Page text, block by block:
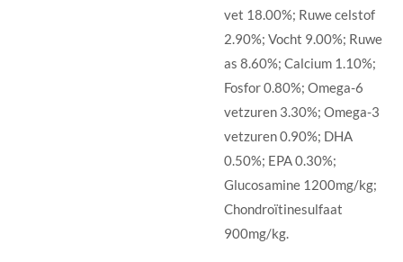
vet 18.00%; Ruwe celstof
2.90%; Vocht 9.00%; Ruwe
as 8.60%; Calcium 1.10%;
Fosfor 0.80%; Omega-6
vetzuren 3.30%; Omega-3
vetzuren 0.90%; DHA
0.50%; EPA 0.30%;
Glucosamine 1200mg/kg;
Chondroïtinesulfaat
900mg/kg.